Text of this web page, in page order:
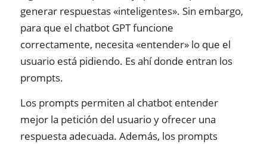
generar respuestas «inteligentes». Sin embargo,
para que el chatbot GPT funcione
correctamente, necesita «entender» lo que el
usuario está pidiendo. Es ahí donde entran los
prompts.
Los prompts permiten al chatbot entender
mejor la petición del usuario y ofrecer una
respuesta adecuada. Además, los prompts